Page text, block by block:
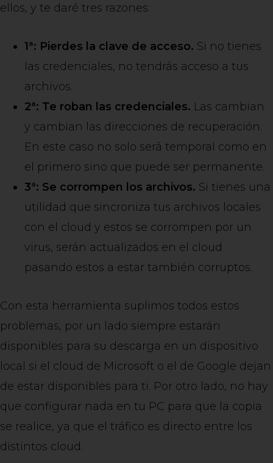
ellos, y te daré tres razones:
1ª: Pierdes la clave de acceso. Si no tienes
las credenciales, no tendrás acceso a tus
archivos.
2ª: Te roban las credenciales. Las cambian
y cambian las direcciones de recuperación.
En este caso no solo será temporal como en
el primero sino que puede ser permanente.
3ª: Se corrompen los archivos. Si tienes una
utilidad que sincroniza tus archivos locales
con el cloud y estos se corrompen por un
virus, serán actualizados en el cloud
pasando estos a estar también corruptos.
Con esta herramienta suplimos todos estos
problemas, por un lado siempre estarán
disponibles para su descarga en un dispositivo
local si el cloud de Microsoft o el de Google dejan
de estar disponibles para ti. Por otro lado, no hay
que configurar nada en tu PC para que la copia
se realice, ya que el tráfico es directo entre los
distintos cloud.